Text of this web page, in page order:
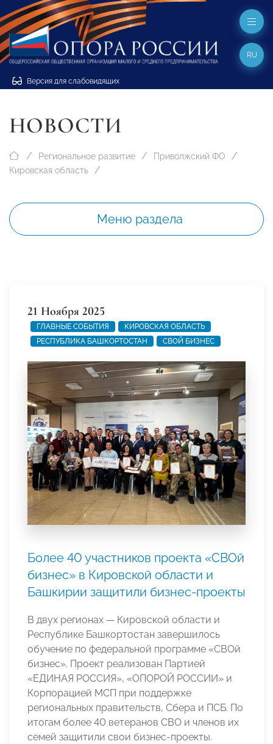
Версия для слабовидящих
RU
НОВОСТИ
Региональное развитие
Приволжский ФО
Кировская область
Меню раздела
21 Ноября 2025
ГЛАВНЫЕ СОБЫТИЯ
КИРОВСКАЯ ОБЛАСТЬ
РЕСПУБЛИКА БАШКОРТОСТАН
СВОЙ БИЗНЕС
Более 40 участников проекта «СВОй
бизнес» в Кировской области и
Башкирии защитили бизнес-проекты
В двух регионах — Кировской области и
Республике Башкортостан завершилось
обучение по федеральной программе «СВОй
бизнес». Проект реализован Партией
«ЕДИНАЯ РОССИЯ», «ОПОРОЙ РОССИИ» и
Корпорацией МСП при поддержке
региональных правительств, Сбера и ПСБ. По
итогам более 40 ветеранов СВО и членов их
семей защитили свои бизнес-проекты.